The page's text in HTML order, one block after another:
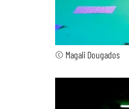
© Magali Dougados